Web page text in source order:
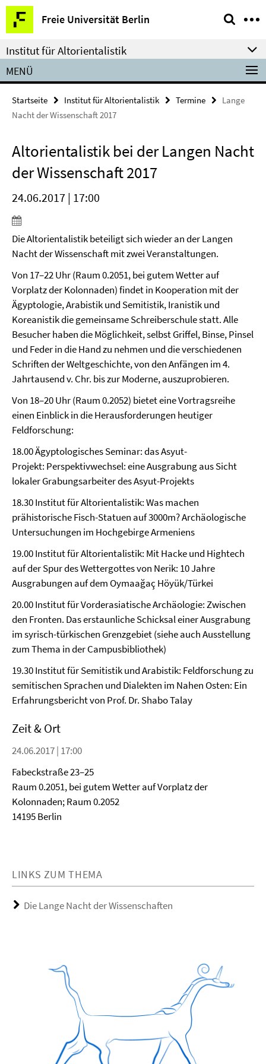
Springe
direkt
zu
Inhalt
Freie Universität Berlin
Service-
Navigation
Institut für Altorientalistik
MENÜ
Startseite Institut für Altorientalistik Termine
Lange
Nacht der Wissenschaft 2017
Altorientalistik bei der Langen Nacht
der Wissenschaft 2017
24.06.2017 | 17:00
Die Altorientalistik beteiligt sich wieder an der Langen
Nacht der Wissenschaft mit zwei Veranstaltungen.
Von 17–22 Uhr (Raum 0.2051, bei gutem Wetter auf
Vorplatz der Kolonnaden) findet in Kooperation mit der
Ägyptologie, Arabistik und Semitistik, Iranistik und
Koreanistik die gemeinsame Schreiberschule statt. Alle
Besucher haben die Möglichkeit, selbst Griffel, Binse, Pinsel
und Feder in die Hand zu nehmen und die verschiedenen
Schriften der Weltgeschichte, von den Anfängen im 4.
Jahrtausend v. Chr. bis zur Moderne, auszuprobieren.
Von 18–20 Uhr (Raum 0.2052) bietet eine Vortragsreihe
einen Einblick in die Herausforderungen heutiger
Feldforschung:
18.00 Ägyptologisches Seminar: das Asyut-
Projekt: Perspektivwechsel: eine Ausgrabung aus Sicht
lokaler Grabungsarbeiter des Asyut-Projekts
18.30 Institut für Altorientalistik: Was machen
prähistorische Fisch-Statuen auf 3000m? Archäologische
Untersuchungen im Hochgebirge Armeniens
19.00 Institut für Altorientalistik: Mit Hacke und Hightech
auf der Spur des Wettergottes von Nerik: 10 Jahre
Ausgrabungen auf dem Oymaağaç Höyük/Türkei
20.00 Institut für Vorderasiatische Archäologie: Zwischen
den Fronten. Das erstaunliche Schicksal einer Ausgrabung
im syrisch-türkischen Grenzgebiet (siehe auch Ausstellung
zum Thema in der Campusbibliothek)
19.30 Institut für Semitistik und Arabistik: Feldforschung zu
semitischen Sprachen und Dialekten im Nahen Osten: Ein
Erfahrungsbericht von Prof. Dr. Shabo Talay
Zeit & Ort
24.06.2017 | 17:00
Fabeckstraße 23–25
Raum 0.2051, bei gutem Wetter auf Vorplatz der
Kolonnaden; Raum 0.2052
14195 Berlin
LINKS ZUM THEMA
Die Lange Nacht der Wissenschaften